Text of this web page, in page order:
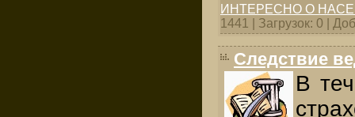
ИНТЕРЕСНО О
1441 | Загрузок: 0 |
Следствие
В